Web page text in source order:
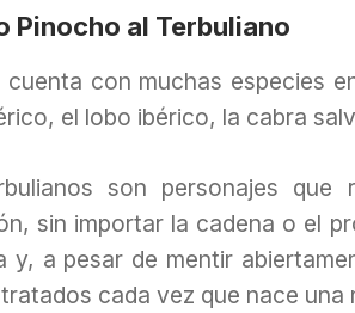
Pinocho al Terbuliano
cuenta con muchas especies
el lobo ibérico, la cabra
son personajes que
sin importar la cadena o el
y, a pesar de mentir
cada vez que nace una